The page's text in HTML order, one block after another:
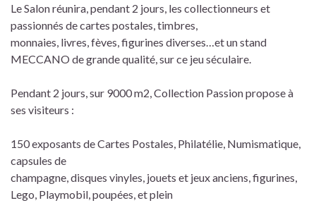
Le Salon réunira, pendant 2 jours, les collectionneurs et
passionnés de cartes postales, timbres,
monnaies, livres, fèves, figurines diverses…et un stand
MECCANO de grande qualité, sur ce jeu séculaire.
Pendant 2 jours, sur 9000 m2, Collection Passion propose à
ses visiteurs :
150 exposants de Cartes Postales, Philatélie, Numismatique,
capsules de
champagne, disques vinyles, jouets et jeux anciens, figurines,
Lego, Playmobil, poupées, et plein